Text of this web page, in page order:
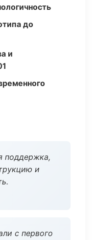
до
и
поддержка,
и
с первого